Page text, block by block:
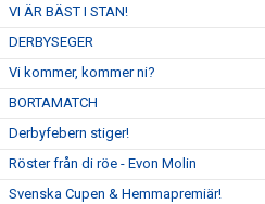
VI ÄR BÄST I STAN!
DERBYSEGER
Vi kommer, kommer ni?
BORTAMATCH
Derbyfebern stiger!
Röster från di röe - Evon Molin
Svenska Cupen & Hemmapremiär!